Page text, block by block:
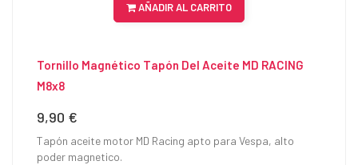
AÑADIR AL CARRITO
Tornillo Magnético Tapón Del Aceite MD RACING
M8x8
Precio
9,90 €
Tapón aceite motor MD Racing apto para Vespa, alto
poder magnetico.